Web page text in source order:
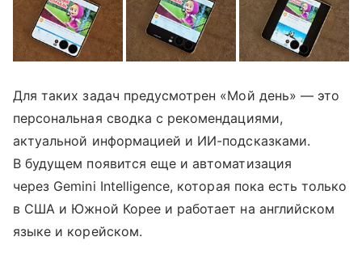
Для таких задач предусмотрен «Мой день» — это
персональная сводка с рекомендациями,
актуальной информацией и ИИ-подсказками.
В будущем появится еще и автоматизация
через Gemini Intelligence, которая пока есть только
в США и Южной Корее и работает на английском
языке и корейском.